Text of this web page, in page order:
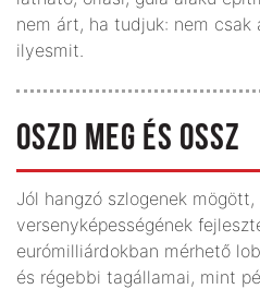
nem árt, ha tudjuk: nem csak
ilyesmit.
OSZD MEG ÉS OSSZ
Jól hangzó szlogenek mögött,
versenyképességének
eurómilliárdokban mérhető
és régebbi tagállamai, mint